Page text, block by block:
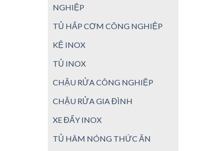
NGHIỆP
TỦ HẤP CƠM CÔNG NGHIỆP
KỆ INOX
TỦ INOX
CHẬU RỬA CÔNG NGHIỆP
CHẬU RỬA GIA ĐÌNH
XE ĐẨY INOX
TỦ HÂM NÓNG THỨC ĂN